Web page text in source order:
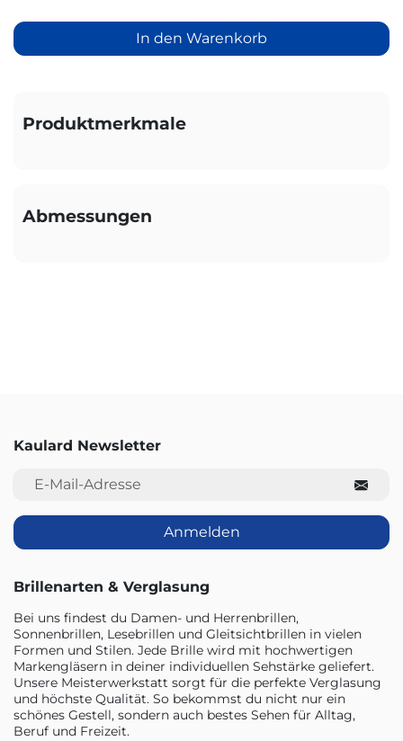
In den Warenkorb
Produktmerkmale
Abmessungen
Kaulard Newsletter
E-Mail-Adresse
Anmelden
Brillenarten & Verglasung
Bei uns findest du Damen- und Herrenbrillen,
Sonnenbrillen, Lesebrillen und Gleitsichtbrillen in vielen
Formen und Stilen. Jede Brille wird mit hochwertigen
Markengläsern in deiner individuellen Sehstärke geliefert.
Unsere Meisterwerkstatt sorgt für die perfekte Verglasung
und höchste Qualität. So bekommst du nicht nur ein
schönes Gestell, sondern auch bestes Sehen für Alltag,
Beruf und Freizeit.